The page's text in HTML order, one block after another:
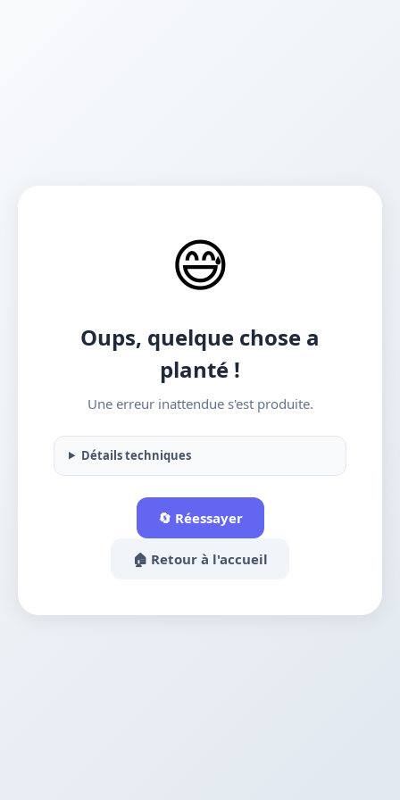
😅
Oups, quelque chose a
planté !
Une erreur inattendue s'est produite.
Détails techniques
🔄 Réessayer
🏠 Retour à l'accueil